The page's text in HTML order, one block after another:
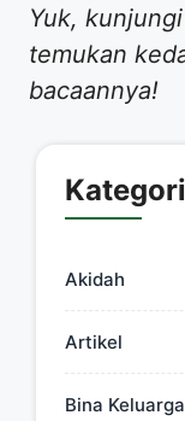
Yuk,
temukan
bacaannya!
Kategori
Akidah
Artikel
Bina Keluarga